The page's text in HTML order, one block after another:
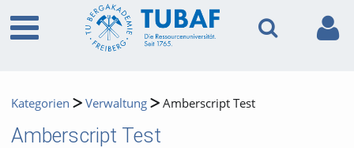
Kategorien Verwaltung Amberscript Test
Amberscript Test